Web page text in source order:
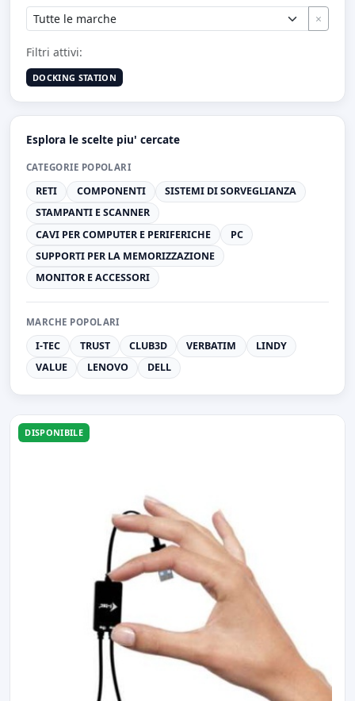
×
Filtri attivi:
DOCKING STATION
Esplora le scelte piu' cercate
CATEGORIE POPOLARI
RETI COMPONENTI
SISTEMI DI SORVEGLIANZA
STAMPANTI E SCANNER
CAVI PER COMPUTER E PERIFERICHE
PC
SUPPORTI PER LA MEMORIZZAZIONE
MONITOR E ACCESSORI
MARCHE POPOLARI
I-TEC TRUST CLUB3D VERBATIM
LINDY
VALUE
LENOVO DELL
DISPONIBILE